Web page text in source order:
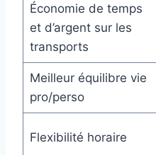
Économie de temps
et d’argent sur les
transports
Meilleur équilibre vie
pro/perso
Flexibilité horaire